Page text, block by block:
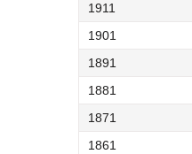
1911
1901
1891
1881
1871
1861